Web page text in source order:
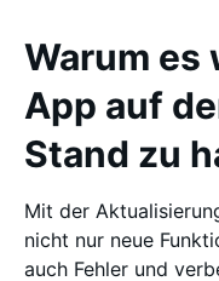
Warum es
App auf
Stand zu
Mit der
nicht nur neue
auch Fehler und